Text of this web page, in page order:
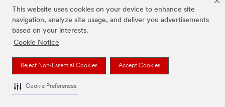
This website uses cookies on your device to enhance site
navigation, analyze site usage, and deliver you advertisements
based on your interests.
Cookie Notice
Reject Non-Essential Cookies Accept Cookies
Cookie Preferences